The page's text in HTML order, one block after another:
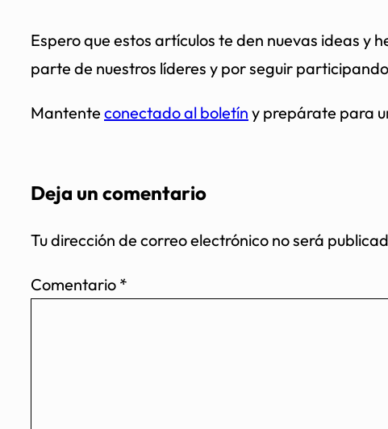
Espero que estos artículos te den nuevas ideas
parte de nuestros líderes y por seguir
Mantente conectado al boletín y prepárate para
Deja un comentario
Tu dirección de correo electrónico no será
Comentario *